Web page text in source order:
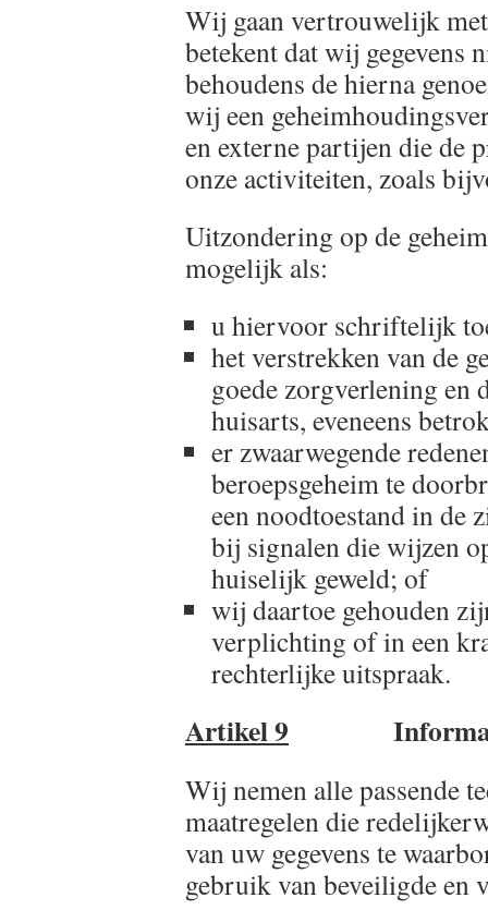
Wij gaan vertrouwelijk
betekent dat wij gegevens
behoudens de hierna
wij een
en externe partijen die de
onze activiteiten, zoals
Uitzondering op de
mogelijk als:
u hiervoor schriftelijk
het verstrekken van de
goede zorgverlening en
huisarts, eveneens
er zwaarwegende
beroepsgeheim te
een noodtoestand in de
bij signalen die wijzen
huiselijk geweld; of
wij daartoe gehouden
verplichting of in een
rechterlijke uitspraak.
Artikel 9
Wij nemen alle passende
maatregelen die
van uw gegevens te
gebruik van beveiligde en